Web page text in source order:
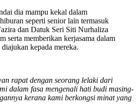
dia mampu kekal dalam
seperti senior lain termasuk
dan Datuk Seri Siti Nurhaliza
serta memberikan kerjasama dalam
kepada mereka.
rapat dengan seorang lelaki dari
dalam fasa mengenali hati budi masing-
kerana kami berkongsi minat yang